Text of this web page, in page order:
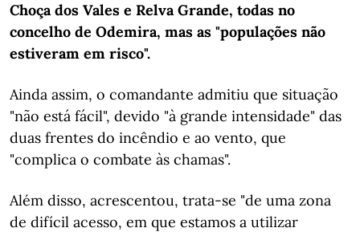
Choça dos Vales e Relva Grande, todas no
concelho de Odemira, mas as "populações não
estiveram em risco".
Ainda assim, o comandante admitiu que situação
"não está fácil", devido "à grande intensidade" das
duas frentes do incêndio e ao vento, que
"complica o combate às chamas".
Além disso, acrescentou, trata-se "de uma zona
de difícil acesso, em que estamos a utilizar